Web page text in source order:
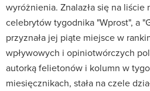
wyróżnienia. Znalazła się na
celebrytów tygodnika "Wprost", a
przyznała jej piąte miejsce w
wpływowych i opiniotwórczych
autorką felietonów i kolumn w
miesięcznikach, stała na czele